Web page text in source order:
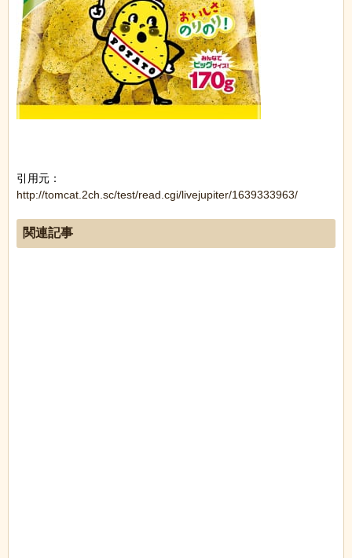
引用元：
http://tomcat.2ch.sc/test/read.cgi/livejupiter/1639333963/
関連記事